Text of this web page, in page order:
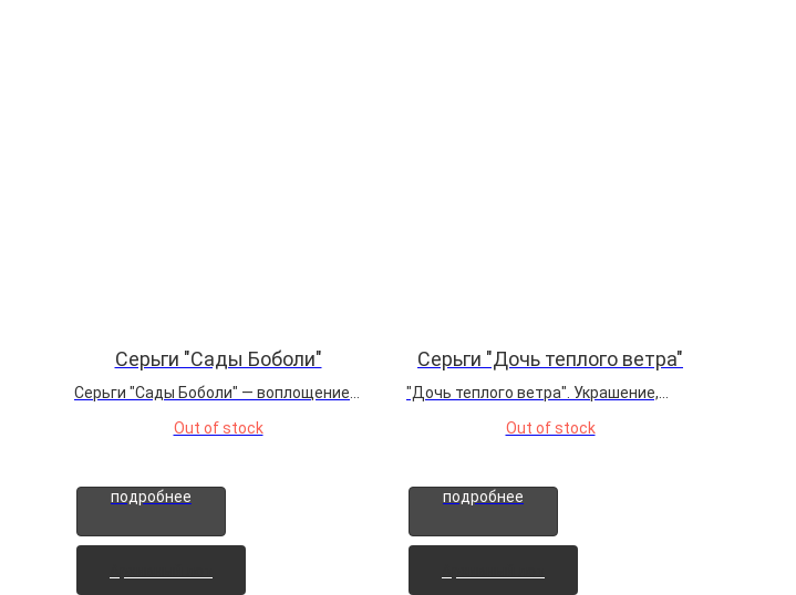
Серьги "Сады Боболи"
Серьги "Сады Боболи" — воплощение
Их изысканные формы,
садами Флоренции, словно переносят
нас в мир, где цветы и солнце
танцуют в гармонии...
Out of stock
подробнее
Серьги "Дочь теплого ветра"
"Дочь теплого ветра". Украшение,
равнин. В грациозных силуэтах зебр,
ветер, колышущий травы. Гематит,
подобно черному зеркалу времени,
соединяет...
Out of stock
подробнее